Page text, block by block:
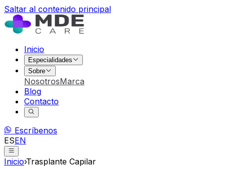
Saltar al contenido principal
Inicio
Especialidades
Sobre
NosotrosMarca
Blog
Contacto
Escríbenos
ESEN
Inicio›Trasplante Capilar